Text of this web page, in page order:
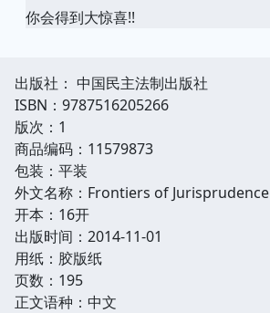
你会得到大惊喜!!
出版社： 中国民主法制出版社
ISBN：9787516205266
版次：1
商品编码：11579873
包装：平装
外文名称：Frontiers of Jurisprudence
开本：16开
出版时间：2014-11-01
用纸：胶版纸
页数：195
正文语种：中文